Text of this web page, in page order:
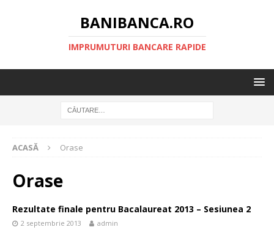
BANIBANCA.RO
IMPRUMUTURI BANCARE RAPIDE
ACASĂ Orase
Orase
Rezultate finale pentru Bacalaureat 2013 – Sesiunea 2
2 septembrie 2013 admin